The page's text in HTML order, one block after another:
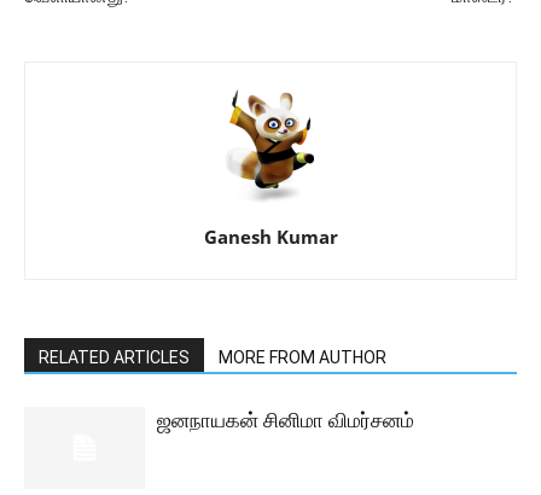
Ganesh Kumar
RELATED ARTICLES MORE FROM AUTHOR
ஜனநாயகன் சினிமா விமர்சனம்